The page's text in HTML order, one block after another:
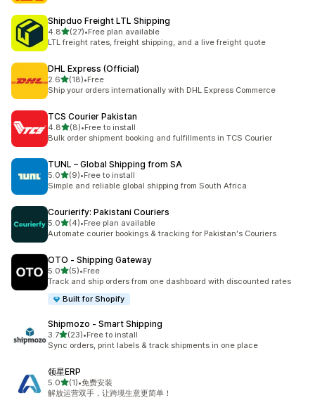
Shipduo Freight LTL Shipping
4.85つ星中
(27)
合計レビュー数：27件
•Free plan available
LTL freight rates, freight shipping, and a live freight quote
DHL Express (Official)
2.65つ星中
(18)
合計レビュー数：18件
•Free
Ship your orders internationally with DHL Express Commerce
TCS Courier Pakistan
4.85つ星中
(8)
合計レビュー数：8件
•Free to install
Bulk order shipment booking and fulfillments in TCS Courier
TUNL – Global Shipping from SA
5.05つ星中
(9)
合計レビュー数：9件
•Free to install
Simple and reliable global shipping from South Africa
Courierify: Pakistani Couriers
5.05つ星中
(4)
合計レビュー数：4件
•Free plan available
Automate courier bookings & tracking for Pakistan's Couriers
OTO ‑ Shipping Gateway
5.05つ星中
(5)
合計レビュー数：5件
•Free
Track and ship orders from one dashboard with discounted rates
Built for Shopify
Shipmozo ‑ Smart Shipping
3.75つ星中
(23)
合計レビュー数：23件
•Free to install
Sync orders, print labels & track shipments in one place
领星ERP
5.05つ星中
(1)
合計レビュー数：1件
•免费安装
解放运营双手，让跨境生意更简单！